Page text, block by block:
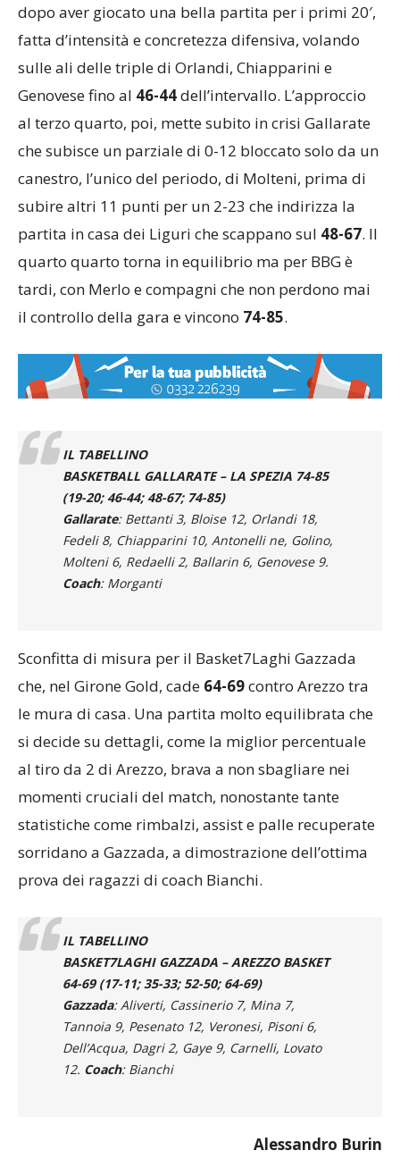
dopo aver giocato una bella partita per i primi 20′,
fatta d’intensità e concretezza difensiva, volando
sulle ali delle triple di Orlandi, Chiapparini e
Genovese fino al 46-44dell’intervallo. L’approccio
al terzo quarto, poi, mette subito in crisi Gallarate
che subisce un parziale di 0-12 bloccato solo da un
canestro, l’unico del periodo, di Molteni, prima di
subire altri 11 punti per un 2-23 che indirizza la
partita in casa dei Liguri che scappano sul 48-67. Il
quarto quarto torna in equilibrio ma per BBG è
tardi, con Merlo e compagni che non perdono mai
il controllo della gara e vincono 74-85.
IL TABELLINO
BASKETBALL GALLARATE – LA SPEZIA 74-85
(19-20; 46-44; 48-67; 74-85)
Gallarate: Bettanti 3, Bloise 12, Orlandi 18,
Fedeli 8, Chiapparini 10, Antonelli ne, Golino,
Molteni 6, Redaelli 2, Ballarin 6, Genovese 9.
Coach: Morganti
Sconfitta di misura per il Basket7Laghi Gazzada
che, nel Girone Gold, cade 64-69contro Arezzo tra
le mura di casa. Una partita molto equilibrata che
si decide su dettagli, come la miglior percentuale
al tiro da 2 di Arezzo, brava a non sbagliare nei
momenti cruciali del match, nonostante tante
statistiche come rimbalzi, assist e palle recuperate
sorridano a Gazzada, a dimostrazione dell’ottima
prova dei ragazzi di coach Bianchi.
IL TABELLINO
BASKET7LAGHI GAZZADA – AREZZO BASKET
64-69 (17-11; 35-33; 52-50; 64-69)
Gazzada: Aliverti, Cassinerio 7, Mina 7,
Tannoia 9, Pesenato 12, Veronesi, Pisoni 6,
Dell’Acqua, Dagri 2, Gaye 9, Carnelli, Lovato
12. Coach: Bianchi
Alessandro Burin